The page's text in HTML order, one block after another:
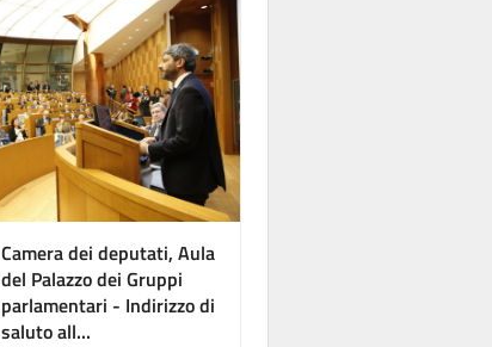
Camera dei deputati, Aula
del Palazzo dei Gruppi
parlamentari - Indirizzo di
saluto all...